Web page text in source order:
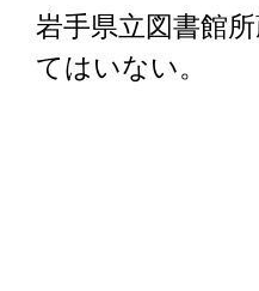
岩手県立図書館
てはいない。